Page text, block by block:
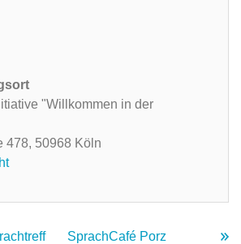
"Willkommen in der
478, 50968 Köln
SprachCafé Porz